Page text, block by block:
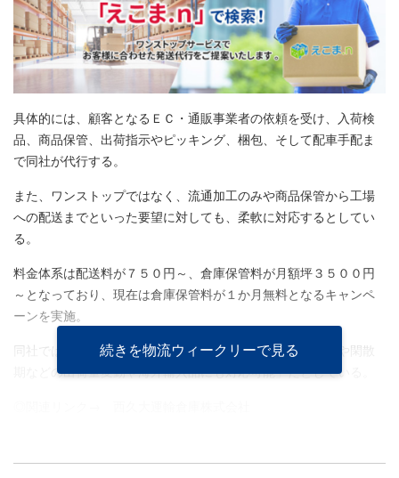
具体的には、顧客となるＥＣ・通販事業者の依頼を受け、入荷検
品、商品保管、出荷指示やピッキング、梱包、そして配車手配ま
で同社が代行する。
また、ワンストップではなく、流通加工のみや商品保管から工場
への配送までといった要望に対しても、柔軟に対応するとしてい
る。
料金体系は配送料が７５０円～、倉庫保管料が月額坪３５００円
～となっており、現在は倉庫保管料が１か月無料となるキャンペ
ーンを実施。
同社では、「出荷件数やさまざまな荷姿をはじめ、繁忙期や閑散
期などの出荷量変動や海外輸入品にも対応可能」だとしている。
続きを物流ウィークリーで見る